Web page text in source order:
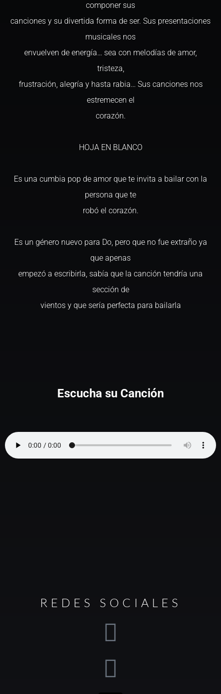
componer sus
canciones y su divertida forma de ser. Sus presentaciones
musicales nos
envuelven de energía… sea con melodías de amor,
tristeza,
frustración, alegría y hasta rabia… Sus canciones nos
estremecen el
corazón.
HOJA EN BLANCO
Es una cumbia pop de amor que te invita a bailar con la
persona que te
robó el corazón.
Es un género nuevo para Do, pero que no fue extraño ya
que apenas
empezó a escribirla, sabía que la canción tendría una
sección de
vientos y que sería perfecta para bailarla
Escucha su Canción
REDES SOCIALES